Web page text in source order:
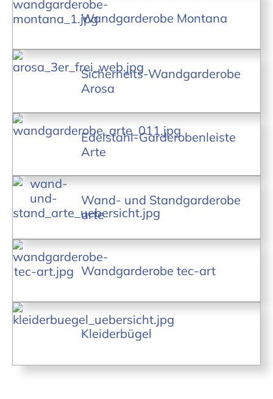
Wandgarderobe Montana
Sicherheits-Wandgarderobe
Arosa
Edelstahl-Garderobenleiste
Arte
Wand- und Standgarderobe
arte
Wandgarderobe tec-art
Kleiderbügel